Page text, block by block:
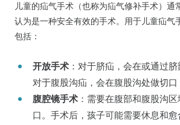
儿童的疝气手术（也称为疝气修补手术）通
认为是一种安全有效的手术。用于儿童疝气
包括：
开放手术 ：对于脐疝，会在或通过
对于腹股沟疝，会在腹股沟处做切口
腹腔镜手术 ：需要在腹部和腹股沟
口。手术后，孩子可能需要休息和